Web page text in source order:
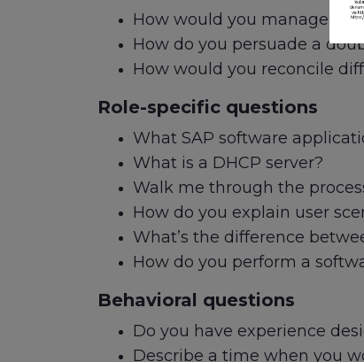
How would you manage
How do you persuade a
How would you reconcile
Role-specific questions
What SAP software
What is a DHCP server?
Walk me through the
How do you explain user
What’s the difference
How do you perform a
Behavioral questions
Do you have experience
Describe a time when you